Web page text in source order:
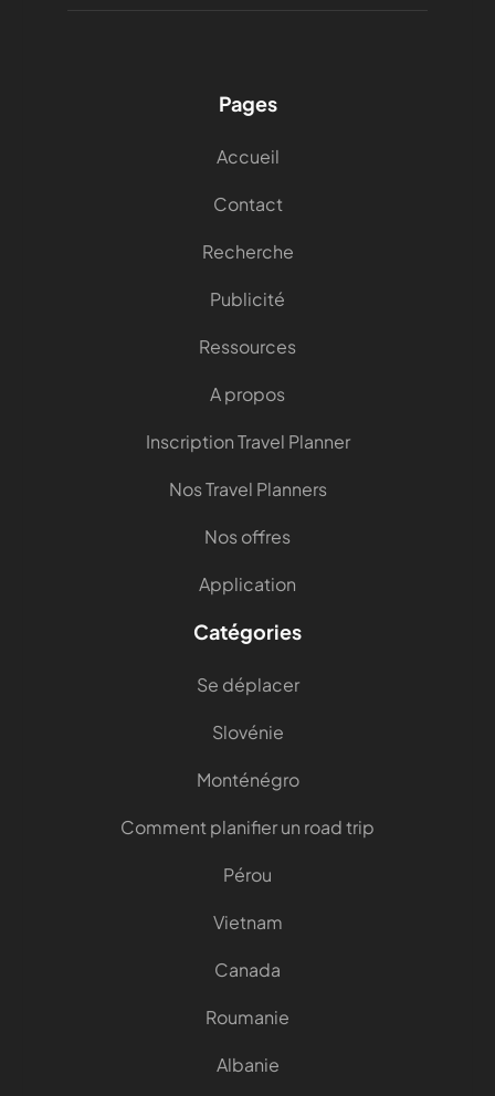
Pages
Accueil
Contact
Recherche
Publicité
Ressources
A propos
Inscription Travel Planner
Nos Travel Planners
Nos offres
Application
Catégories
Se déplacer
Slovénie
Monténégro
Comment planifier un road trip
Pérou
Vietnam
Canada
Roumanie
Albanie